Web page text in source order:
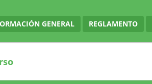
GENERAL REGLAMENTO